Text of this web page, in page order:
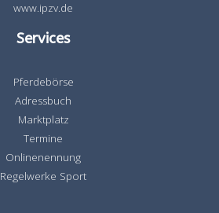
www.ipzv.de
Services
Pferdebörse
Adressbuch
Marktplatz
Termine
Onlinenennung
Regelwerke Sport